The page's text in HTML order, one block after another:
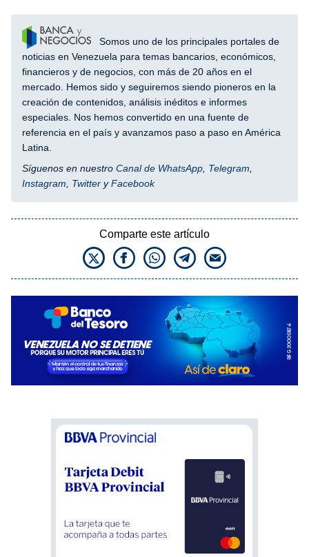
Somos uno de los principales portales de
noticias en Venezuela para temas bancarios, económicos,
financieros y de negocios, con más de 20 años en el
mercado. Hemos sido y seguiremos siendo pioneros en la
creación de contenidos, análisis inéditos e informes
especiales. Nos hemos convertido en una fuente de
referencia en el país y avanzamos paso a paso en América
Latina.
Síguenos en nuestro Canal de WhatsApp Telegram
Instagram
Twitter yFacebook
Comparte este artículo